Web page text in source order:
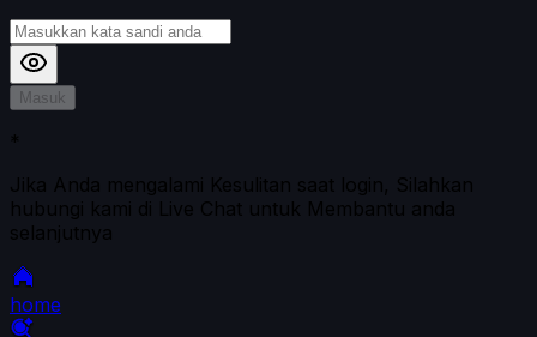
Masuk
*
Jika Anda mengalami Kesulitan saat login, Silahkan
hubungi kami di Live Chat untuk Membantu anda
selanjutnya
home